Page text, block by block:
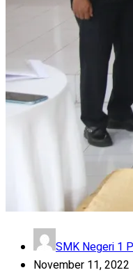
SMK Negeri 1
November 11, 2022